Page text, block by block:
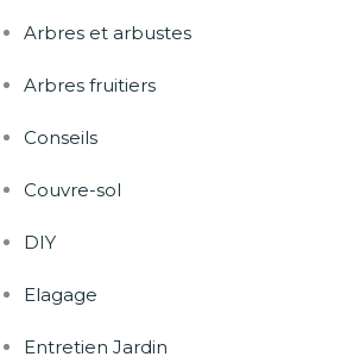
Arbres et arbustes
Arbres fruitiers
Conseils
Couvre-sol
DIY
Elagage
Entretien Jardin